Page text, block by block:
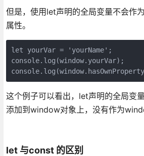
但是，使用let声明的全局变量不会作
属性。
let yourVar = 'yourName';
console.log(window.yourVar);
这个例子可以看出，let声明的全局变
添加到window对象上，没有作为
let 与const 的区别